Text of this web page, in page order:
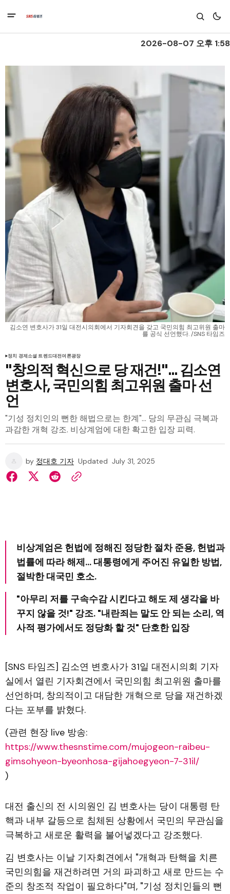
2026-08-07 오후 1:58
김소연 변호사가 31일 대전시의회에서 기자회견을 갖고 국민의힘 최고위원 출마
를 공식 선언했다. /SNS 타임즈
정치 경제소셜 트렌드대전여론광장
"창의적 혁신으로 당 재건!"... 김소연
변호사, 국민의힘 최고위원 출마 선
언
"기성 정치인의 뻔한 해법으로는 한계"... 당의 무관심 극복과
과감한 개혁 강조. 비상계엄에 대한 확고한 입장 피력.
by 정대호 기자 Updated July 31, 2025
비상계엄은 헌법에 정해진 정당한 절차 준용, 헌법과
법률에 따라 해제... 대통령에게 주어진 유일한 방법,
절박한 대국민 호소.
"아무리 저를 구속수감 시킨다고 해도 제 생각을 바
꾸지 않을 것!" 강조. "내란죄는 말도 안 되는 소리, 역
사적 평가에서도 정당화 할 것" 단호한 입장
[SNS 타임즈] 김소연 변호사가 31일 대전시의회 기자
실에서 열린 기자회견에서 국민의힘 최고위원 출마를
선언하며, 창의적이고 대담한 개혁으로 당을 재건하겠
다는 포부를 밝혔다.
(관련 현장 live 방송:
https://www.thesnstime.com/mujogeon-raibeu-
gimsohyeon-byeonhosa-gijahoegyeon-7-31il/
)
대전 출신의 전 시의원인 김 변호사는 당이 대통령 탄
핵과 내부 갈등으로 침체된 상황에서 국민의 무관심을
극복하고 새로운 활력을 불어넣겠다고 강조했다.
김 변호사는 이날 기자회견에서 "개혁과 탄핵을 치른
국민의힘을 재건하려면 거의 파괴하고 새로 만드는 수
준의 창조적 작업이 필요하다"며, "기성 정치인들의 뻔